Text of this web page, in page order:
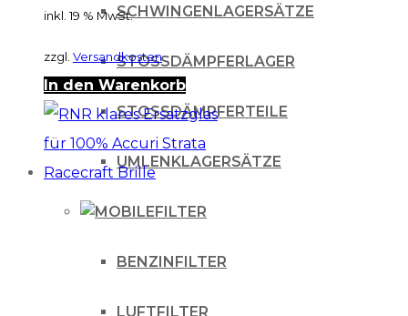
SCHWINGENLAGERSÄTZE
STOSSDÄMPFERLAGER
STOSSDÄMPFERTEILE
UMLENKLAGERSÄTZE
FILTER
BENZINFILTER
LUFTFILTER
inkl. 19 % MwSt.
zzgl. Versandkosten
In den Warenkorb